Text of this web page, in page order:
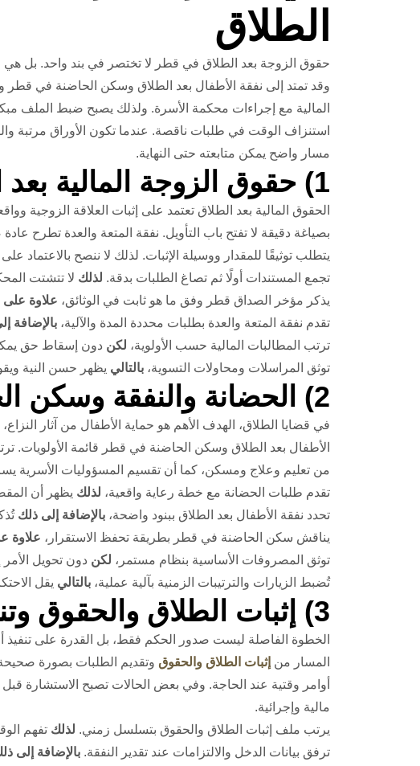
الطلاق
حقوق الزوجة بعد الطلاق في قطر لا تختصر في بند واحد. بل
وقد تمتد إلى نفقة الأطفال بعد الطلاق وسكن الحاضنة في قطر
المالية مع إجراءات محكمة الأسرة. ولذلك يصبح ضبط الملف
استنزاف الوقت في طلبات ناقصة. عندما تكون الأوراق مرتبة
مسار واضح يمكن متابعته حتى النهاية.
1) حقوق الزوجة المالية بعد الطلاق
الحقوق المالية بعد الطلاق تعتمد على إثبات العلاقة الزوجية
بصياغة دقيقة لا تفتح باب التأويل. نفقة المتعة والعدة تطرح
يتطلب توثيقًا للمقدار ووسيلة الإثبات. لذلك لا ننصح بالاعتماد
تجمع المستندات أولًا ثم تصاغ الطلبات بدقة. لذلك لا تتشتت
يذكر مؤخر الصداق قطر وفق ما هو ثابت في الوثائق، علاوة على
تقدم نفقة المتعة والعدة بطلبات محددة المدة والآلية، بالإضافة
ترتب المطالبات المالية حسب الأولوية، لكن دون إسقاط حق يمكن
توثق المراسلات ومحاولات التسوية، بالتالي يظهر حسن النية
2) الحضانة والنفقة وسكن الحاضنة
في قضايا الطلاق، الهدف الأهم هو حماية الأطفال من آثار
الأطفال بعد الطلاق وسكن الحاضنة في قطر قائمة الأولويات.
من تعليم وعلاج ومسكن، كما أن تقسيم المسؤوليات الأسرية
تقدم طلبات الحضانة مع خطة رعاية واقعية، لذلك يظهر أن
تحدد نفقة الأطفال بعد الطلاق ببنود واضحة، بالإضافة إلى ذلك
يناقش سكن الحاضنة في قطر بطريقة تحفظ الاستقرار، علاوة
توثق المصروفات الأساسية بنظام مستمر، لكن دون تحويل
تُضبط الزيارات والترتيبات الزمنية بآلية عملية، بالتالي يقل
3) إثبات الطلاق والحقوق وتنفيذ أحكام النفقة
الخطوة الفاصلة ليست صدور الحكم فقط، بل القدرة على تنفيذ
المسار من إثبات الطلاق والحقوق وتقديم الطلبات بصورة
أوامر وقتية عند الحاجة. وفي بعض الحالات تصبح الاستشارة
مالية وإجرائية.
يرتب ملف إثبات الطلاق والحقوق بتسلسل زمني. لذلك تفهم
ترفق بيانات الدخل والالتزامات عند تقدير النفقة. بالإضافة إلى